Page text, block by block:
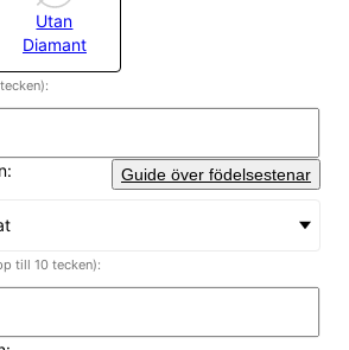
Utan
Diamant
Guide över födelsestenar
till 10 tecken):